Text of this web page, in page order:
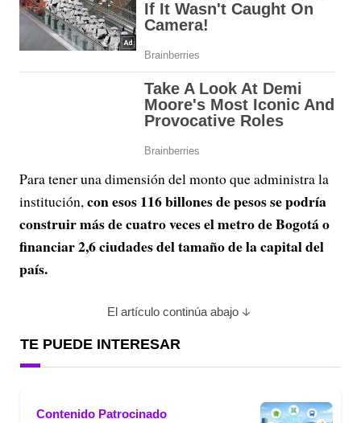
Para tener una dimensión del monto que administra la
institución,con esos 116 billones de pesos se podría
construir más de cuatro veces el metro de Bogotá o
financiar 2,6 ciudades del tamaño de la capital del
país.
El artículo continúa abajo
TE PUEDE INTERESAR
Contenido Patrocinado